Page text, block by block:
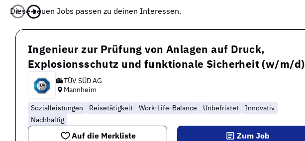
Diese neuen Jobs passen zu deinen Interessen.
Ingenieur zur Prüfung von Anlagen auf Druck,
Explosionsschutz und funktionale Sicherheit (w/m/d)
TÜV SÜD AG
Mannheim
Sozialleistungen Reisetätigkeit Work-Life-Balance Unbefristet
Innovativ
Nachhaltig
Auf die Merkliste Zum Job